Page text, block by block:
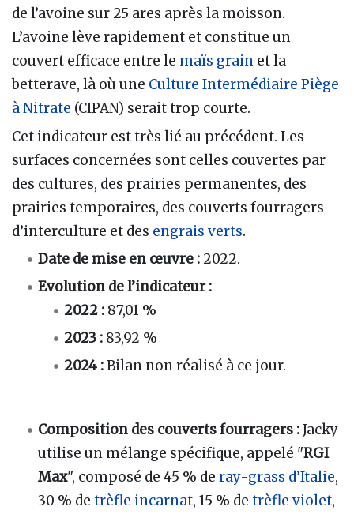
de l’avoine sur 25 ares après la moisson.
L’avoine lève rapidement et constitue un
couvert efficace entre le maïs grain et la
betterave, là où une Culture Intermédiaire Piège
à Nitrate (CIPAN) serait trop courte.
Cet indicateur est très lié au précédent. Les
surfaces concernées sont celles couvertes par
des cultures, des prairies permanentes, des
prairies temporaires, des couverts fourragers
d’interculture et des engrais verts.
Date de mise en œuvre : 2022.
Evolution de l’indicateur :
2022 : 87,01 %
2023 : 83,92 %
2024 :Bilan non réalisé à ce jour.
Composition des couverts fourragers :Jacky
utilise un mélange spécifique, appelé "RGI
Max", composé de 45 % deray-grass d’Italie,
30 % detrèfle incarnat, 15 % detrèfle violet,